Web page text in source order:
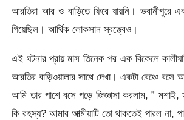
আরতিরা আর ও বাড়িতে ফিরে যায়নি। ভবানীপুরে
গিয়েছিল। আর্থিক লোকসান স্বত্ত্বেও।
এই ঘটনার প্রায় মাস তিনেক পর এক বিকেলে কালীঘাট
আরতির বাড়িওয়ালার সাথে দেখা। একটা বেঞ্চে বসে
আমি তার পাশে বসে পড়ে জিজ্ঞাসা করলাম, ” মশাই,
কি রহস্য? আমার আত্মীয়াটি তো থাকতেই পারল